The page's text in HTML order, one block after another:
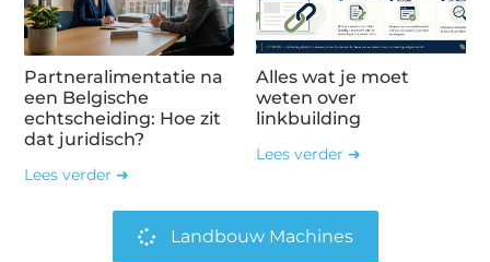
Partneralimentatie na
een Belgische
echtscheiding: Hoe zit
dat juridisch?
Lees verder ➜
Alles wat je moet
weten over
linkbuilding
Lees verder ➜
Landbouw Machines